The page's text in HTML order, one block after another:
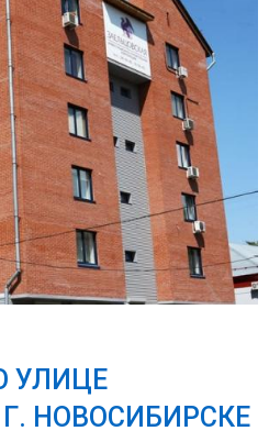
УЛИЦЕ
НОВОСИБИРСКЕ